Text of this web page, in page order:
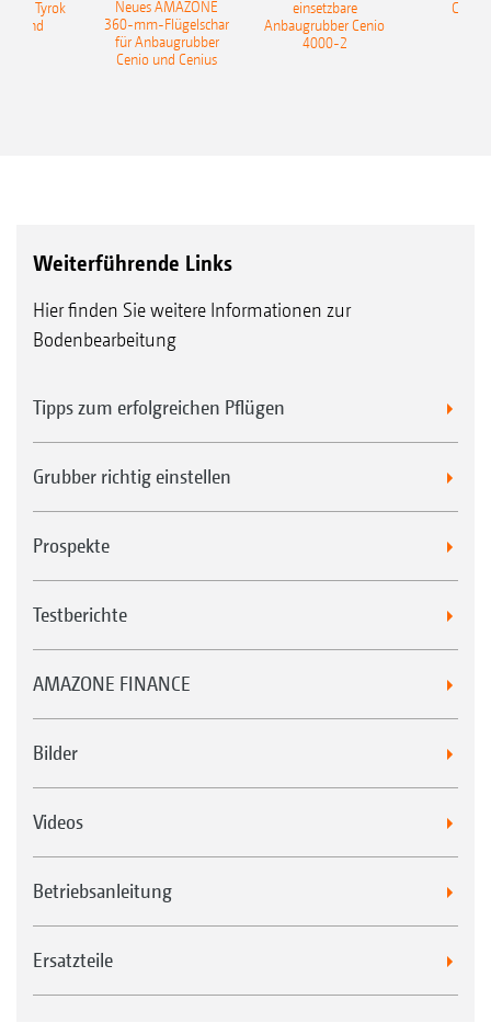
TopCut 12000-2T
Wartungsfreie, robuste Walzenlagerung mit
Pendelrollenlager, Getriebeölbefüllung und
Hauptwerkzeug Doppel-Minimum TillDisc
TopCut 12000-2T
Hauptwerkzeug Kombination Messerwalze
und Minimum TillDisc
TopCut 12000-2T
Tyrok
Neues AMAZONE
360-mm-Flügelschar
für Anbaugrubber
Cenio und Cenius
einsetzbare
Anbaugrubber Cenio
4000-2
Weiterführende Links
Hier finden Sie weitere Informationen zur
Bodenbearbeitung
Tipps zum erfolgreichen Pflügen
Grubber richtig einstellen
Prospekte
Testberichte
AMAZONE FINANCE
Bilder
Videos
Betriebsanleitung
Ersatzteile